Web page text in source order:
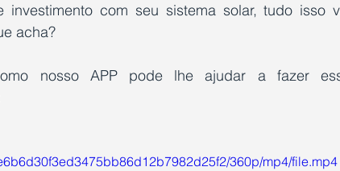
investimento com seu sistema solar, tudo isso
acha?
nosso APP pode lhe ajudar a fazer
360p/mp4/file.mp4